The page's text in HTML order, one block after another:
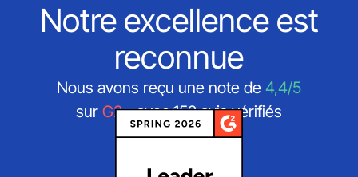
Notre excellence est
reconnue
Nous avons reçu une note de 4,4/5
sur G2- avec 152 avis vérifiés